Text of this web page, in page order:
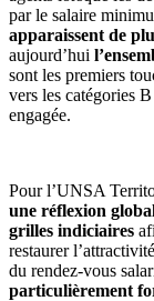
par le salaire
apparaissent de
aujourd’hui
sont les premiers
vers les catégories
engagée.
Pour l’UNSA
une réflexion
grilles indiciaires
restaurer
du rendez-vous
particulièrement